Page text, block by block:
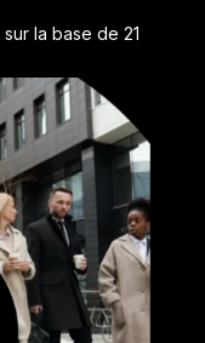
sur la base de 21